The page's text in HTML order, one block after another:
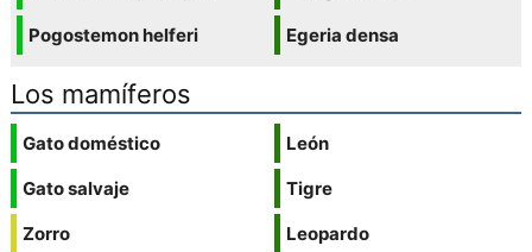
Pogostemon helferi
Egeria densa
Los mamíferos
Gato doméstico
Gato salvaje
Zorro
León
Tigre
Leopardo